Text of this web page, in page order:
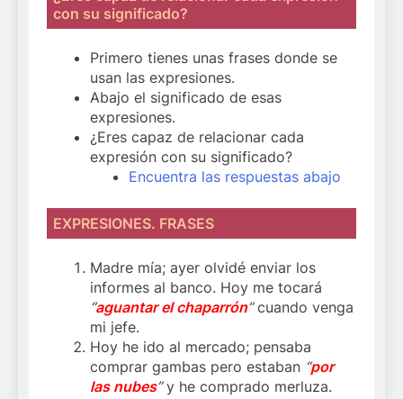
con su significado?
Primero tienes unas frases donde se
usan las expresiones.
Abajo el significado de esas
expresiones.
¿Eres capaz de relacionar cada
expresión con su significado?
Encuentra las respuestas abajo
EXPRESIONES. FRASES
Madre mía; ayer olvidé enviar los
informes al banco. Hoy me tocará
“aguantar el chaparrón”cuando venga
mi jefe.
Hoy he ido al mercado; pensaba
comprar gambas pero estaban “por
las nubes”y he comprado merluza.